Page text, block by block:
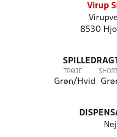
Virup
8530
TRØJE
Grøn/Hvid
Nej